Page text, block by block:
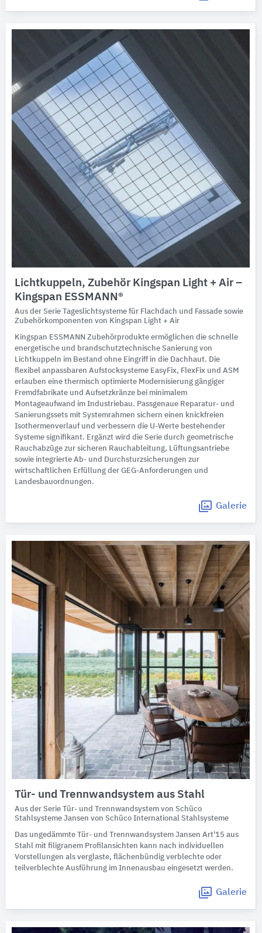
Lichtkuppeln, Zubehör Kingspan Light + Air –
Kingspan ESSMANN®
Aus der Serie Tageslichtsysteme für Flachdach und Fassade sowie
Zubehörkomponenten von Kingspan Light + Air
Kingspan ESSMANN Zubehörprodukte ermöglichen die schnelle
energetische und brandschutztechnische Sanierung von
Lichtkuppeln im Bestand ohne Eingriff in die Dachhaut. Die
flexibel anpassbaren Aufstocksysteme EasyFix, FlexFix und ASM
erlauben eine thermisch optimierte Modernisierung gängiger
Fremdfabrikate und Aufsetzkränze bei minimalem
Montageaufwand im Industriebau. Passgenaue Reparatur- und
Sanierungssets mit Systemrahmen sichern einen knickfreien
Isothermenverlauf und verbessern die U-Werte bestehender
Systeme signifikant. Ergänzt wird die Serie durch geometrische
Rauchabzüge zur sicheren Rauchableitung, Lüftungsantriebe
sowie integrierte Ab- und Durchsturzsicherungen zur
wirtschaftlichen Erfüllung der GEG-Anforderungen und
Landesbauordnungen.
Galerie
Tür- und Trennwandsystem aus Stahl
Aus der Serie Tür- und Trennwandsystem von Schüco
Stahlsysteme Jansen von Schüco International Stahlsysteme
Das ungedämmte Tür- und Trennwandsystem Jansen Art'15 aus
Stahl mit filigranem Profilansichten kann nach individuellen
Vorstellungen als verglaste, flächenbündig verblechte oder
teilverblechte Ausführung im Innenausbau eingesetzt werden.
Galerie